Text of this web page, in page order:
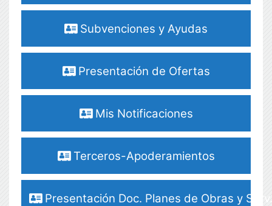
Subvenciones y Ayudas
Presentación de Ofertas
Mis Notificaciones
Terceros-Apoderamientos
Presentación Doc. Planes de Obras y Serv.